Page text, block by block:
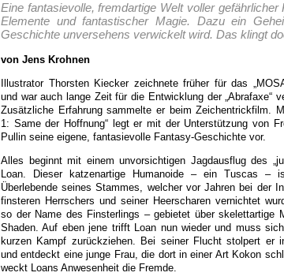
Eine fantasievolle, fremdartige Welt voller
Elemente und fantastischer Magie. Dazu ein
Geschichte unversehens verwickelt wird. Das klingt
von Jens Krohnen
Illustrator Thorsten Kiecker zeichnete früher für das
und war auch lange Zeit für die Entwicklung der „Abrafaxe“
Zusätzliche Erfahrung sammelte er beim Zeichentrickfilm.
1: Same der Hoffnung“ legt er mit der Unterstützung von
Pullin seine eigene, fantasievolle Fantasy-Geschichte vor.
Alles beginnt mit einem unvorsichtigen Jagdausflug des
Loan. Dieser katzenartige Humanoide – ein Tuscas –
Überlebende seines Stammes, welcher vor Jahren bei der
finsteren Herrschers und seiner Heerscharen vernichtet
so der Name des Finsterlings – gebietet über skelettartige
Shaden. Auf eben jene trifft Loan nun wieder und muss
kurzen Kampf zurückziehen. Bei seiner Flucht stolpert er
und entdeckt eine junge Frau, die dort in einer Art Kokon
weckt Loans Anwesenheit die Fremde.